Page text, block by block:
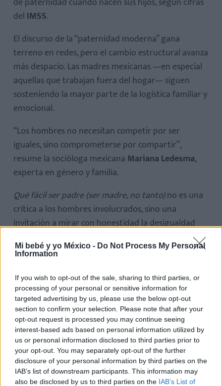
Mi bebé y yo México - Do Not Process My Personal
Information
If you wish to opt-out of the sale, sharing to third parties, or
processing of your personal or sensitive information for
targeted advertising by us, please use the below opt-out
section to confirm your selection. Please note that after your
opt-out request is processed you may continue seeing
interest-based ads based on personal information utilized by
us or personal information disclosed to third parties prior to
your opt-out. You may separately opt-out of the further
disclosure of your personal information by third parties on the
IAB’s list of downstream participants. This information may
also be disclosed by us to third parties on the IAB’s List of
del IMSS.
El discurso de la “paternidad moderna” gana
terreno en redes, pero el cambio estructural avanza
más despacio. Las madres mexicanas —en especial
aquellas que trabajan fuera del hogar— siguen
sosteniendo la mayor parte de la logística familiar y
emocional.
“Los hombres no necesitan competir por ser
iguales, sino comprometerse por compartir”,
resume la socióloga mexicana Mariana Ledesma,
experta en género y familia.
Qué fácil ser padre (ser madre, no tanto)no es una
crítica a los hombres involucrados, sino una
invitación a mirar con honestidad la desigualdad
emocional y práctica que aún persiste en la crianza.
La paternidad actual no debería buscar aplausos,
reconozcan como equipo y donde la sociedad deje
de glorificar lo que debería ser normal: cuidar, criar
y estar presentes.
El reto no es ser “padrazo” ni “supermamá”, sino
construir una crianza compartida y consciente que
libere a ambos de los viejos roles.